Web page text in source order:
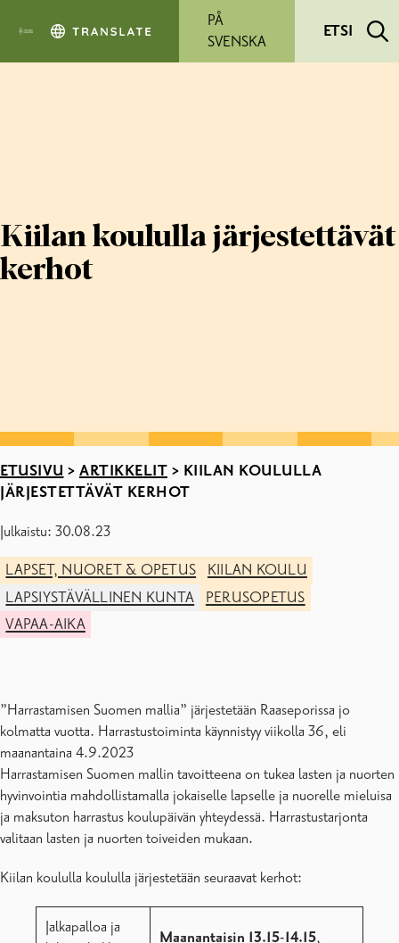
PÅ
SVENSKA
ETSI
Kiilan koululla järjestettävät
kerhot
ETUSIVU > ARTIKKELIT > KIILAN KOULULLA
JÄRJESTETTÄVÄT KERHOT
Julkaistu: 30.08.23
LAPSET, NUORET & OPETUS
KIILAN KOULU
LAPSIYSTÄVÄLLINEN KUNTA
PERUSOPETUS
VAPAA-AIKA
”Harrastamisen Suomen mallia” järjestetään Raaseporissa jo
kolmatta vuotta. Harrastustoiminta käynnistyy viikolla 36, eli
maanantaina 4.9.2023
Harrastamisen Suomen mallin tavoitteena on tukea lasten ja nuorten
hyvinvointia mahdollistamalla jokaiselle lapselle ja nuorelle mieluisa
ja maksuton harrastus koulupäivän yhteydessä. Harrastustarjonta
valitaan lasten ja nuorten toiveiden mukaan.
Kiilan koululla koululla järjestetään seuraavat kerhot:
Jalkapalloa ja
Maanantaisin 13.15-14.15,